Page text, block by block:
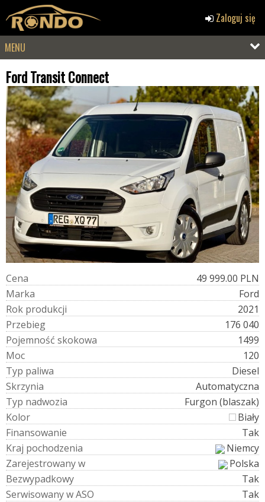
Zaloguj się
MENU
Ford Transit Connect
Cena
49 999.00 PLN
Marka
Ford
Rok produkcji
2021
Przebieg
176 040
Pojemność skokowa
1499
Moc
120
Typ paliwa
Diesel
Skrzynia
Automatyczna
Typ nadwozia
Furgon (blaszak)
Kolor
Biały
Finansowanie
Tak
Kraj pochodzenia
Niemcy
Zarejestrowanyw
Polska
Bezwypadkowy
Tak
SerwisowanywASO
Tak